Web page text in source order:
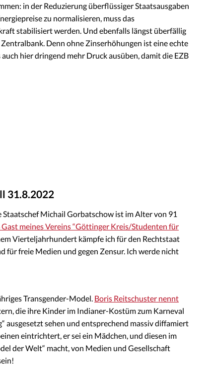
in der Reduzierung überflüssiger Staatsausgaben
zu normalisieren, muss das
stabilisiert werden. Und ebenfalls längst überfällig
Denn ohne Zinserhöhungen ist eine echte
hier dringend mehr Druck ausüben, damit die EZB
31.8.2022
Michail Gorbatschow ist im Alter von 91
meines Vereins “Göttinger Kreis/Studenten für
Vierteljahrhundert kämpfe ich für den Rechtstaat
für freie Medien und gegen Zensur. Ich werde nicht
Transgender-Model. Boris Reitschuster nennt
die ihre Kinder im Indianer-Kostüm zum Karneval
ausgesetzt sehen und entsprechend massiv diffamiert
eintrichtert, er sei ein Mädchen, und diesen im
der Welt“ macht, von Medien und Gesellschaft